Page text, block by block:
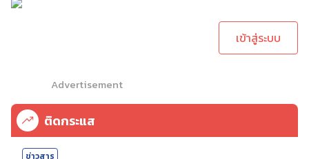
เข้าสู่ระบบ
Advertisement
ติดกระแส
ข่าวสาร